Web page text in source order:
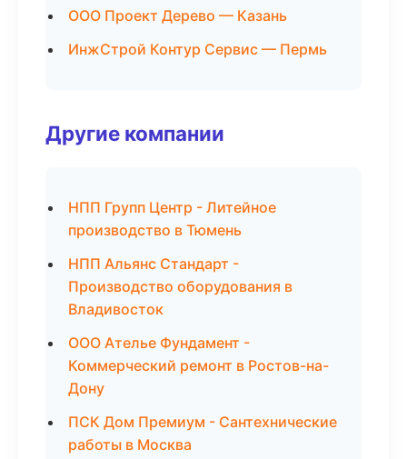
ООО Проект Дерево — Казань
ИнжСтрой Контур Сервис — Пермь
Другие компании
НПП Групп Центр - Литейное
производство в Тюмень
НПП Альянс Стандарт -
Производство оборудования в
Владивосток
ООО Ателье Фундамент -
Коммерческий ремонт в Ростов-на-
Дону
ПСК Дом Премиум - Сантехнические
работы в Москва